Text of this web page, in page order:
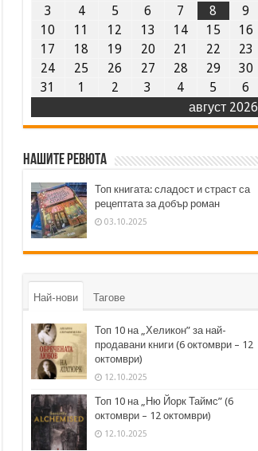
август 2026
3
4 5 6 7 8
9
10
11 12 13 14 15
16
17
18 19 20 21 22
23
24
25 26 27 28 29
30
31
1 2 3 4 5 6
Нашите ревюта
Топ книгата: сладост и страст са
рецептата за добър роман
03.10.2025
Най-нови Тагове
Топ 10 на „Хеликон” за най-
продавани книги (6 октомври – 12
октомври)
12.10.2025
Топ 10 на „Ню Йорк Таймс” (6
октомври – 12 октомври)
12.10.2025